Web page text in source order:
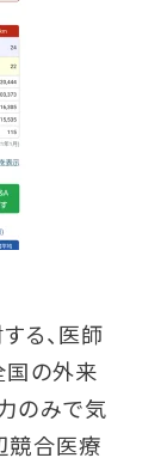
る、医師
国の外来
のみで気
競合医療